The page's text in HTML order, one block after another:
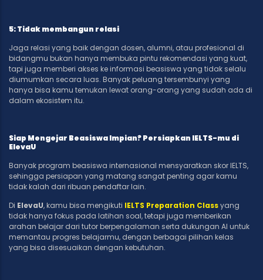
5: Tidak membangun relasi
Jaga relasi yang baik dengan dosen, alumni, atau profesional di
bidangmu bukan hanya membuka pintu rekomendasi yang kuat,
tapi juga memberi akses ke informasi beasiswa yang tidak selalu
diumumkan secara luas. Banyak peluang tersembunyi yang
hanya bisa kamu temukan lewat orang-orang yang sudah ada di
dalam ekosistem itu.
Siap Mengejar Beasiswa Impian? Persiapkan IELTS-mu di
ElevaU
Banyak program beasiswa internasional mensyaratkan skor IELTS,
sehingga persiapan yang matang sangat penting agar kamu
tidak kalah dari ribuan pendaftar lain.
Di ElevaU, kamu bisa mengikuti IELTS Preparation Classyang
tidak hanya fokus pada latihan soal, tetapi juga memberikan
arahan belajar dari tutor berpengalaman serta dukungan AI untuk
memantau progres belajarmu, dengan berbagai pilihan kelas
yang bisa disesuaikan dengan kebutuhan.